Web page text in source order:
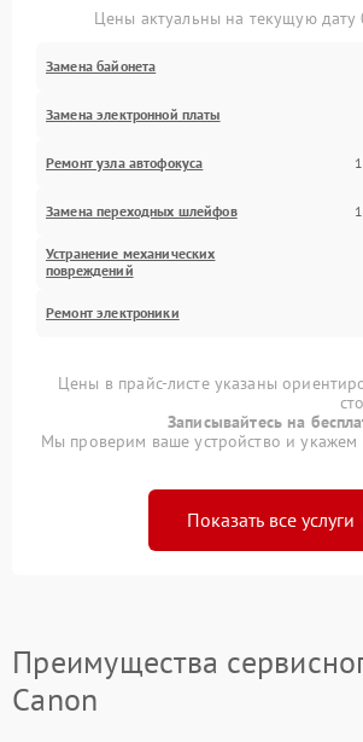
Цены актуальны на текущую дату
Замена байонета
Замена электронной платы
Ремонт узла автофокуса
Замена переходных шлейфов
Устранение механических
повреждений
Ремонт электроники
Цены в прайс-листе указаны
Записывайтесь на
Мы проверим ваше устройство и укажем
Показать все услуги
Преимущества
Canon